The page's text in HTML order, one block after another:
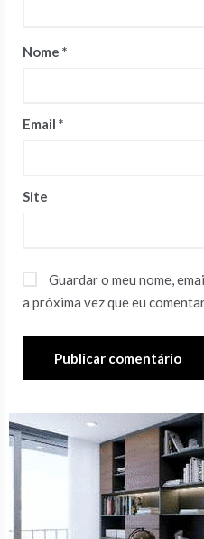
Nome *
Email *
Site
Guardar o meu nome,
a próxima vez que eu